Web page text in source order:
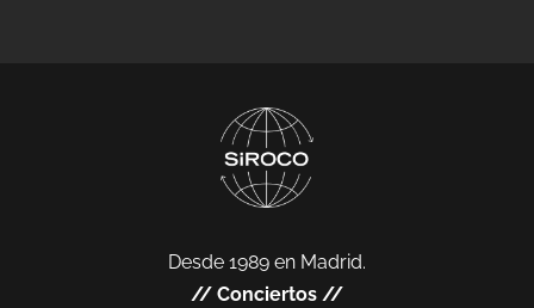
Desde 1989 en Madrid.
// Conciertos //